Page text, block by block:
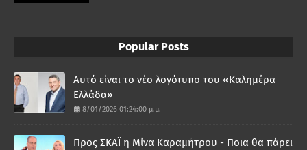
Popular Posts
Αυτό είναι το νέο λογότυπο του «Καλημέρα
Ελλάδα»
8/01/2026 01:24:00 μ.μ.
Προς ΣΚΑΪ η Μίνα Καραμήτρου - Ποια θα πάρει